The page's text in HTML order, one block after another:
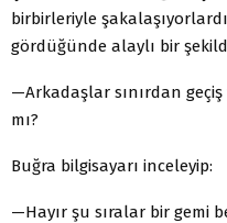
birbirleriyle
gördüğünde alaylı bir
—Arkadaşlar sınırdan
mı?
Buğra bilgisayarı inceleyip:
—Hayır şu sıralar bir gemi